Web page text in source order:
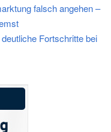
falsch angehen –
Fortschritte bei